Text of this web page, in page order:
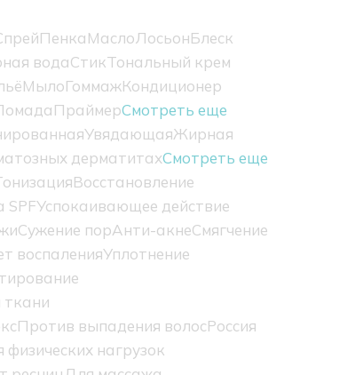
ПенкаМаслоЛосьонБлеск
водаСтикТональный крем
МылоГоммажКондиционер
ПраймерСмотреть еще
УвядающаяЖирная
дерматитахСмотреть еще
Восстановление
SPFУспокаивающее действие
Сужение порАнти-акнеСмягчение
воспаленияУплотнение
ткани
Против выпадения волосРоссия
нагрузок